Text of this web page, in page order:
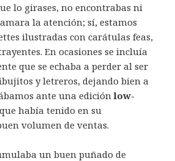
lo girases, no encontrabas ni
la atención; sí, estamos
ilustradas con carátulas feas,
En ocasiones se incluía
que se echaba a perder al ser
y letreros, dejando bien a
ante una edición low-
había tenido en su
volumen de ventas.
un buen puñado de